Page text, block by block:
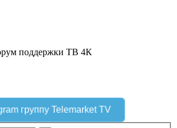
поддержки ТВ 4К
группу Telemarket TV